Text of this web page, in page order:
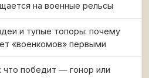
на военные рельсы
и тупые топоры: почему
«военкомов» первыми
что победит — гонор или